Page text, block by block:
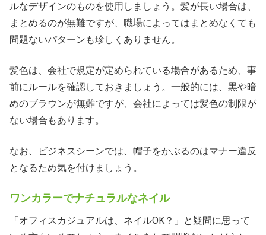
ルなデザインのものを使用しましょう。髪が長い場合は、
まとめるのが無難ですが、職場によってはまとめなくても
問題ないパターンも珍しくありません。
髪色は、会社で規定が定められている場合があるため、事
前にルールを確認しておきましょう。一般的には、黒や暗
めのブラウンが無難ですが、会社によっては髪色の制限が
ない場合もあります。
なお、ビジネスシーンでは、帽子をかぶるのはマナー違反
となるため気を付けましょう。
ワンカラーでナチュラルなネイル
「オフィスカジュアルは、ネイルOK？」と疑問に思って